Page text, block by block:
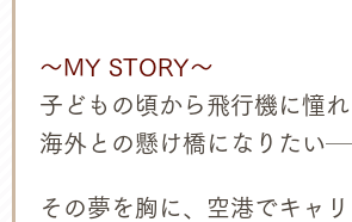
～MY STORY～
子どもの頃から飛行機に憧れ
海外との懸け橋になりたい
その夢を胸に、空港でキャ